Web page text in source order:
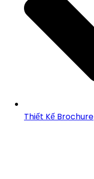
Thiết Kế Brochure